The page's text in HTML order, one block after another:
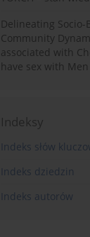
Delineating
Community
associated with
have sex with
Indeksy
Indeks słów
Indeks dziedzin
Indeks autorów